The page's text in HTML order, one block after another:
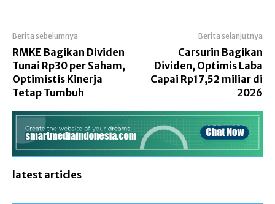
Berita sebelumnya
RMKE Bagikan Dividen
Tunai Rp30 per Saham,
Optimistis Kinerja
Tetap Tumbuh
Berita selanjutnya
Carsurin Bagikan
Dividen, Optimis Laba
Capai Rp17,52 miliar di
2026
latest articles